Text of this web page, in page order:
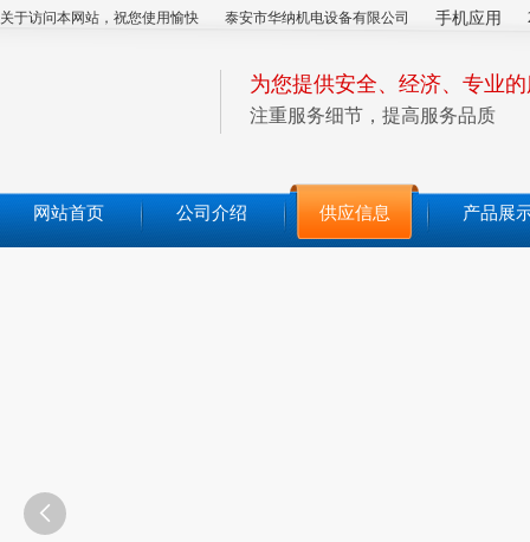
关于访问本网站，祝您使用愉快 泰安市华纳机电设备有限公司 手机应用
为您提供安全、经济、专业
注重服务细节，提高服务品质
网站首页 公司介绍 供应信息 产品展
